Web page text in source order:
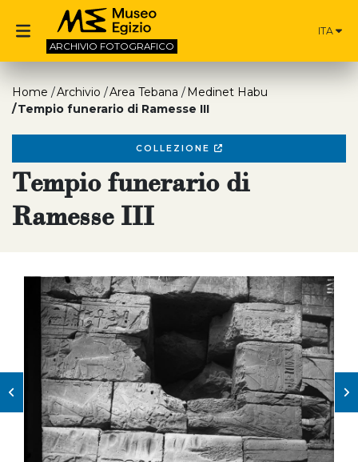
ARCHIVIO FOTOGRAFICO
ITA
Home Archivio Area Tebana
Medinet Habu
Tempio funerario di Ramesse III
COLLEZIONE
Tempio funerario di
Ramesse III